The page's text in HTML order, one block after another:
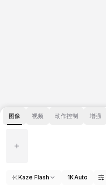
图像 视频 动作控制 增强
Kaze Flash 1KAuto